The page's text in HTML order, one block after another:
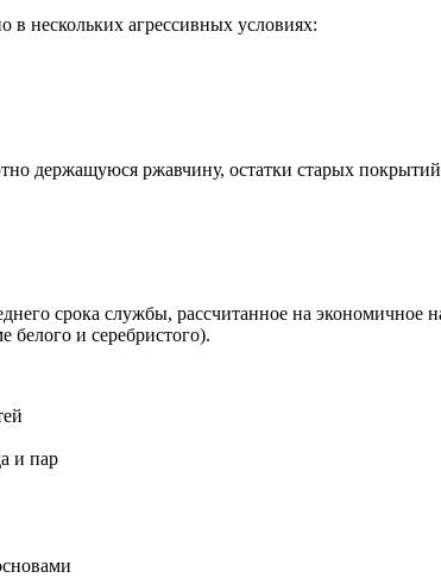
нескольких агрессивных условиях:
держащуюся ржавчину, остатки старых
срока службы, рассчитанное на экономичное
белого и серебристого).
и пар